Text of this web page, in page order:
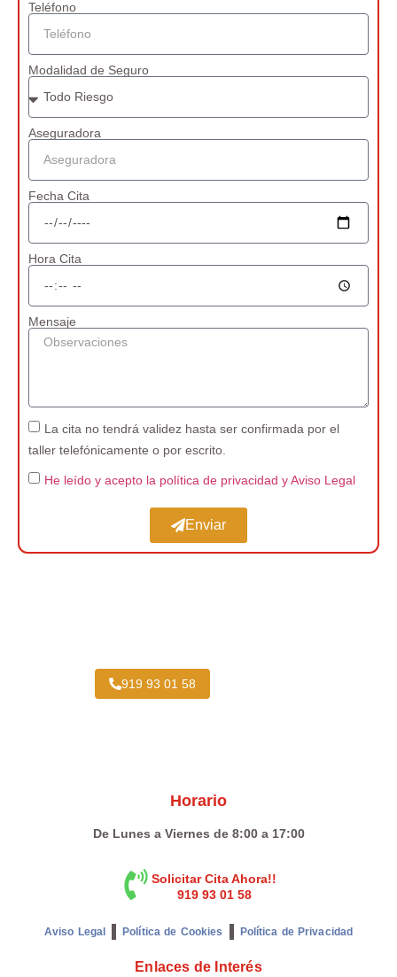
Teléfono
Modalidad de Seguro
Aseguradora
Fecha Cita
Hora Cita
Mensaje
La cita no tendrá validez hasta ser confirmada por el
taller telefónicamente o por escrito.
He leído y acepto la política de privacidad y Aviso Legal
Enviar
919 93 01 58
Horario
De Lunes a Viernes de 8:00 a 17:00
Solicitar Cita Ahora!!
919 93 01 58
Aviso Legal Política de Cookies Política de Privacidad
Enlaces de Interés